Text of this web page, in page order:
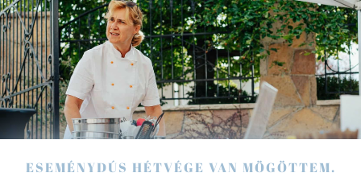
ESEMÉNYDÚS HÉTVÉGE VAN MÖGÖTTEM.